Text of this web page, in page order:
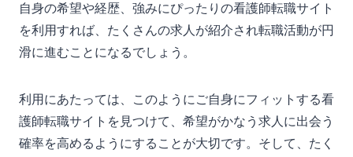
自身の希望や経歴、強みにぴったりの看護師転職サイト
を利用すれば、たくさんの求人が紹介され転職活動が円
滑に進むことになるでしょう。
利用にあたっては、このようにご自身にフィットする看
護師転職サイトを見つけて、希望がかなう求人に出会う
確率を高めるようにすることが大切です。そして、たく